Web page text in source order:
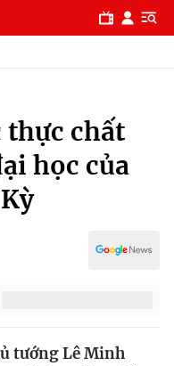
thực chất
học của
tướng Lê Minh